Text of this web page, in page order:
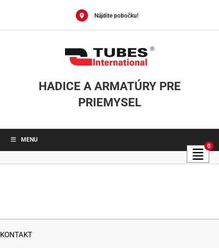
Nájdite pobočku!
HADICE A ARMATÚRY PRE
PRIEMYSEL
MENU
KONTAKT
0